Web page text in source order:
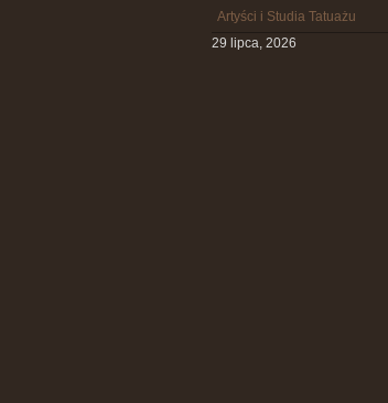
Artyści i Studia Tatuażu
29 lipca, 2026